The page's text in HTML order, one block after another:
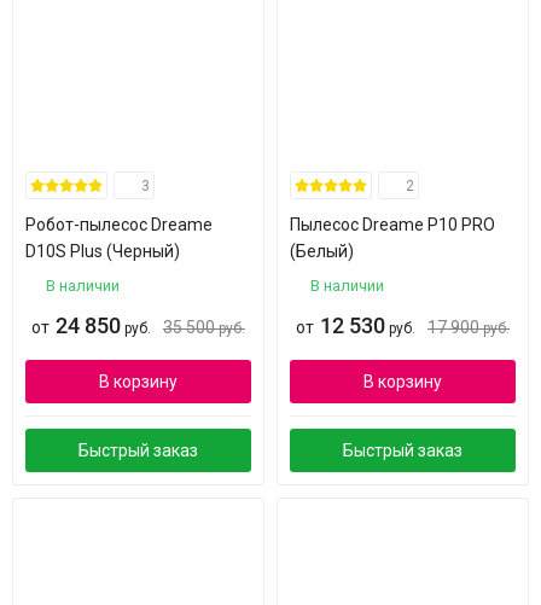
3
Робот-пылесос Dreame
D10S Plus (Черный)
В наличии
от 24 850 руб. 35 500 руб.
В корзину
Быстрый заказ
2
Пылесос Dreame P10 PRO
(Белый)
В наличии
от 12 530 руб. 17 900 руб.
В корзину
Быстрый заказ